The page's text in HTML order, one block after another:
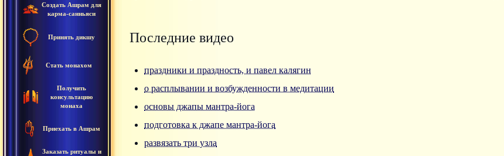
Создать Ашрам для
карма-санньяси
Принять дикшу
Стать монахом
Получить
консультацию
монаха
Приехать в Ашрам
Заказать ритуалы и
Последние видео
праздники и праздность, и павел калягин
о расплывании и возбужденности в медитации
основы джапы мантра-йога
подготовка к джапе мантра-йога
развязать три узла